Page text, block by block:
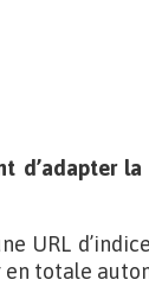
d’adapter
URL
totale